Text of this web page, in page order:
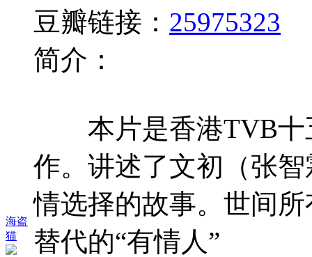
海盗
猫
豆瓣链接： 25975323
简介：
本片是香港TVB十五
作。讲述了文初（张
情选择的故事。世间
替代的“有情人”